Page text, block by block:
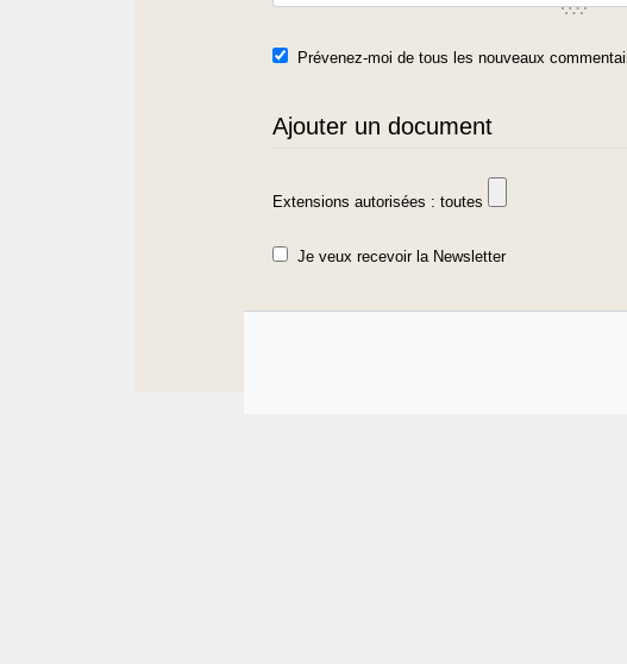
Prévenez-moi de tous les nouveaux
Ajouter un document
Extensions autorisées : toutes
Je veux recevoir la Newsletter